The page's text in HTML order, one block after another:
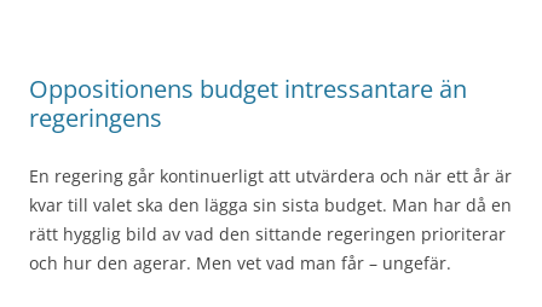
Oppositionens budget intressantare än
regeringens
En regering går kontinuerligt att utvärdera och när ett år är
kvar till valet ska den lägga sin sista budget. Man har då en
rätt hygglig bild av vad den sittande regeringen prioriterar
och hur den agerar. Men vet vad man får – ungefär.